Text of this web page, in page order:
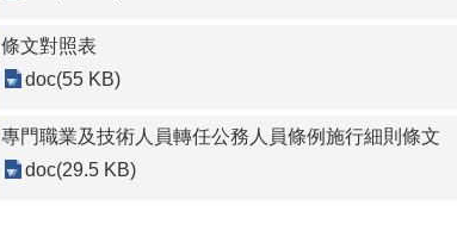
條文對照表
doc(55 KB)
專門職業及技術人員轉任公務人員條例施行細則條文
doc(29.5 KB)